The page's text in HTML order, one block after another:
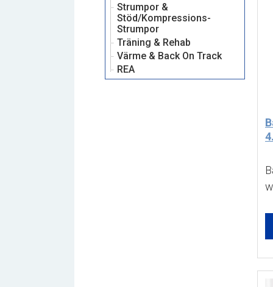
Strumpor &
Stöd/Kompressions-
Strumpor
Träning & Rehab
Värme & Back On Track
REA